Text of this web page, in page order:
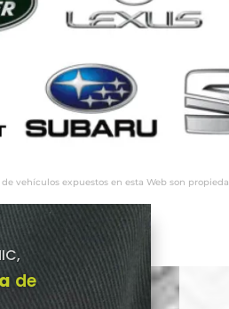
vehículos expuestos en esta Web son
de